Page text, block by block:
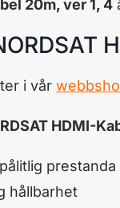
20m, ver 1, 4
i vår
HDMI-
prestanda
hållbarhet